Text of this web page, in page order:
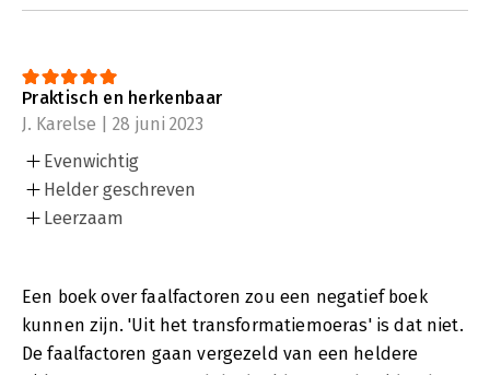
Praktisch en herkenbaar
J. Karelse | 28 juni 2023
Evenwichtig
Helder geschreven
Leerzaam
Een boek over faalfactoren zou een negatief boek
kunnen zijn. 'Uit het transformatiemoeras' is dat niet.
De faalfactoren gaan vergezeld van een heldere